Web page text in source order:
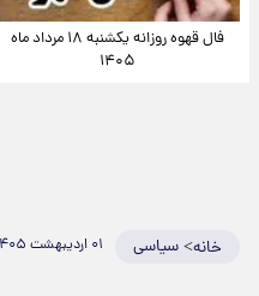
فال قهوه روزانه یکشنبه ۱۸ مرداد ماه
۱۴۰۵
خانه>سیاسی ۰۱ اردیبهشت ۱۴۰۵